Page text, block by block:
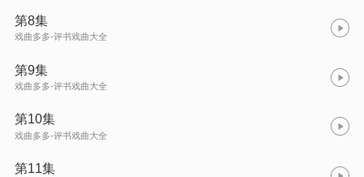
第8集
戏曲多多-评书戏曲大全
第9集
戏曲多多-评书戏曲大全
第10集
戏曲多多-评书戏曲大全
第11集